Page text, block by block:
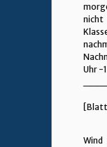
Uhr -
[Blatt